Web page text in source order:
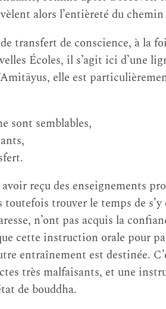
alors l’entièreté du
transfert de conscience, à la
Écoles, il s’agit ici d’une
elle est
sont semblables,
reçu des enseignements
trouver le temps de s’y
n’ont pas acquis la
cette instruction orale pour
entraînement est destinée.
très malfaisants, et une
de bouddha.